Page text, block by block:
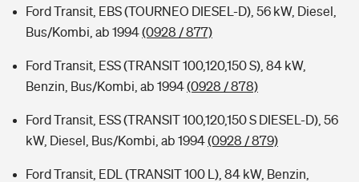
Ford Transit, EBS (TOURNEO DIESEL-D), 56 kW, Diesel,
Bus/Kombi, ab 1994(0928 / 877)
Ford Transit, ESS (TRANSIT 100,120,150 S), 84 kW,
Benzin, Bus/Kombi, ab 1994(0928 / 878)
Ford Transit, ESS (TRANSIT 100,120,150 S DIESEL-D), 56
kW, Diesel, Bus/Kombi, ab 1994(0928 / 879)
Ford Transit, EDL (TRANSIT 100 L), 84 kW, Benzin,